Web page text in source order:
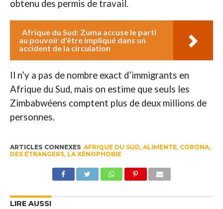
obtenu des permis de travail.
Afrique du Sud: Zuma accuse le parti
au pouvoir d'être impliqué dans un
accident de la circulation
Il n’y a pas de nombre exact d’immigrants en
Afrique du Sud, mais on estime que seuls les
Zimbabwéens comptent plus de deux millions de
personnes.
ARTICLES CONNEXES AFRIQUE DU SUD, ALIMENTE, CORONA,
DES ÉTRANGERS, LA XÉNOPHOBIE
LIRE AUSSI